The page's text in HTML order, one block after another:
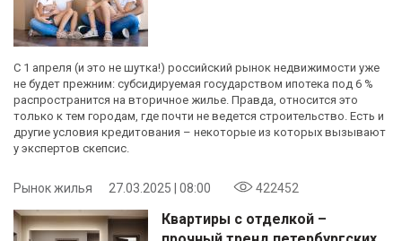
С 1 апреля (и это не шутка!) российский рынок недвижимости уже
не будет прежним: субсидируемая государством ипотека под 6 %
распространится на вторичное жилье. Правда, относится это
только к тем городам, где почти не ведется строительство. Есть и
другие условия кредитования – некоторые из которых вызывают
у экспертов скепсис.
Рынок жилья 27.03.2025 | 08:00 422452
Квартиры с отделкой –